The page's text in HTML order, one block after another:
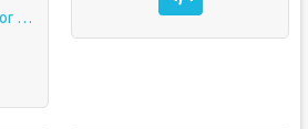
Ultimate fishing simulator много денег